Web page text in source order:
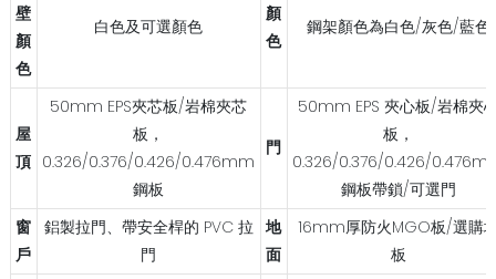
壁
顏
色
白色及可選顏色
顏
色
鋼架顏色為白色/灰色/藍色
屋
頂
50mm EPS夾芯板/岩棉夾芯
板，
0.326/0.376/0.426/0.476mm
鋼板
門
50mm EPS 夾心板/岩棉夾
板，
0.326/0.376/0.426/
鋼板帶鎖/可選門
窗
戶
鋁製拉門、帶安全桿的 PVC 拉
門
地
面
16mm厚防火MGO板/選購
板